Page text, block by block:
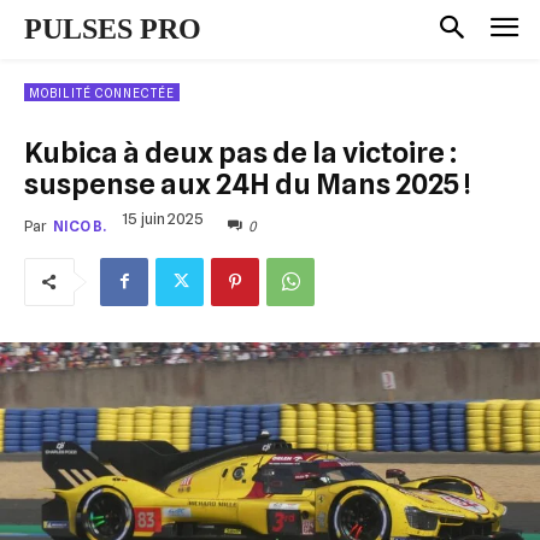
PULSES PRO
MOBILITÉ CONNECTÉE
Kubica à deux pas de la victoire :
suspense aux 24H du Mans 2025 !
Par NICO B. 15 juin 2025 0